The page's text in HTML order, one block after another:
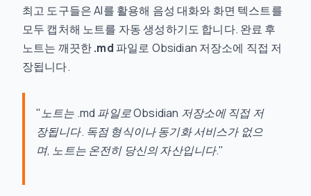
최고 도구들은 AI를 활용해 음성 대화와 화면 텍스트를
모두 캡처해 노트를 자동 생성하기도 합니다. 완료 후
노트는 깨끗한.md 파일로 Obsidian 저장소에 직접 저
장됩니다.
"노트는 .md 파일로 Obsidian 저장소에 직접 저
장됩니다. 독점 형식이나 동기화 서비스가 없으
며, 노트는 온전히 당신의 자산입니다."